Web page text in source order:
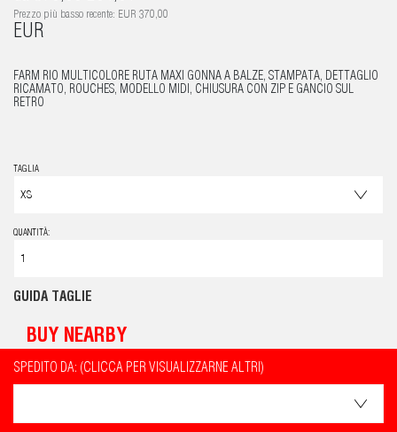
Prezzo più basso recente: EUR 370,00
EUR
FARM RIO MULTICOLORE RUTA MAXI GONNA A BALZE, STAMPATA, DETTAGLIO
RICAMATO, ROUCHES, MODELLO MIDI, CHIUSURA CON ZIP E GANCIO SUL
RETRO
TAGLIA
QUANTITÀ:
GUIDA TAGLIE
BUY NEARBY
SPEDITO DA: (CLICCA PER VISUALIZZARNE ALTRI)